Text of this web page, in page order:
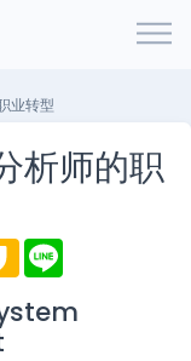
业转型
析师的职
K
a
a
o
e